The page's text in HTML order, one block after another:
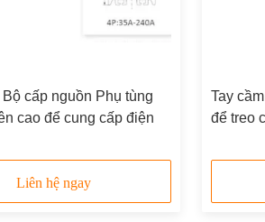
cấp nguồn Phụ tùng
cao để cung cấp điện
Liên hệ ngay
Tay
để treo